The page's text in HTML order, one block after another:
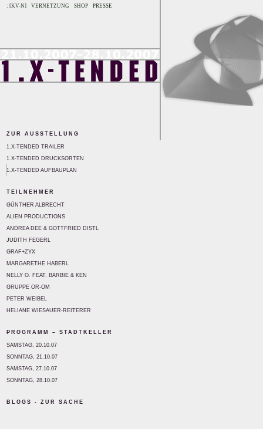
: [KV-N] VERNETZUNG SHOP PRESSE
ZUR AUSSTELLUNG
1.X-TENDED TRAILER
1.X-TENDED DRUCKSORTEN
1.X-TENDED AUFBAUPLAN
TEILNEHMER
GÜNTHER ALBRECHT
ALIEN PRODUCTIONS
ANDREA DEE & GOTTFRIED DISTL
JUDITH FEGERL
GRAF+ZYX
MARGARETHE HABERL
NELLY O. FEAT. BARBIE & KEN
GRUPPE OR-OM
PETER WEIBEL
HELIANE WIESAUER-REITERER
PROGRAMM – STADTKELLER
SAMSTAG, 20.10.07
SONNTAG, 21.10.07
SAMSTAG, 27.10.07
SONNTAG, 28.10.07
BLOGS - ZUR SACHE